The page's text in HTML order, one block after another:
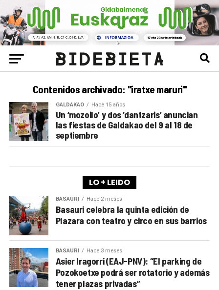
Contenidos archivado: "iratxe maruri"
GALDAKAO Hace 15 años
Un ‘mozoilo’ y dos ‘dantzaris’ anuncian
las fiestas de Galdakao del 9 al 18 de
septiembre
LO + LEIDO
BASAURI Hace 2 meses
Basauri celebra la quinta edición de
Plazara con teatro y circo en sus barrios
BASAURI Hace 3 meses
Asier Iragorri (EAJ-PNV): “El parking de
Pozokoetxe podrá ser rotatorio y además
tener plazas privadas”